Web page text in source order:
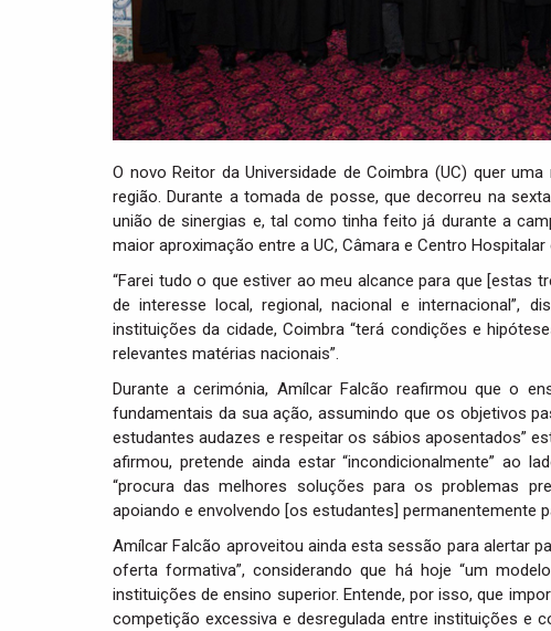
O novo Reitor da Universidade de Coimbra (UC) quer
região. Durante a tomada de posse, que decorreu na
união de sinergias e, tal como tinha feito já durante a
maior aproximação entre a UC, Câmara e Centro Hospitalar
“Farei tudo o que estiver ao meu alcance para que [estas
de interesse local, regional, nacional e internacional”,
instituições da cidade, Coimbra “terá condições e
relevantes matérias nacionais”.
Durante a cerimónia, Amílcar Falcão reafirmou que o
fundamentais da sua ação, assumindo que os objetivos
estudantes audazes e respeitar os sábios aposentados”
afirmou, pretende ainda estar “incondicionalmente” ao
“procura das melhores soluções para os problemas
apoiando e envolvendo [os estudantes] permanentemente
Amílcar Falcão aproveitou ainda esta sessão para alertar
oferta formativa”, considerando que há hoje “um
instituições de ensino superior. Entende, por isso, que
competição excessiva e desregulada entre instituições e